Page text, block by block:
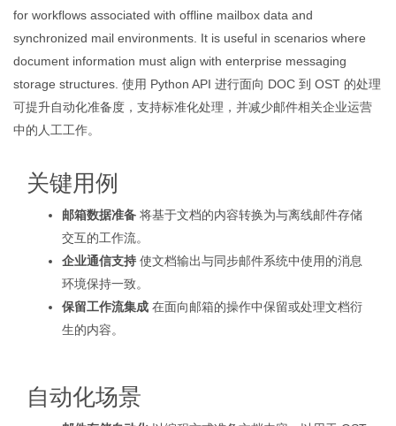
for workflows associated with offline mailbox data and
synchronized mail environments. It is useful in scenarios where
document information must align with enterprise messaging
storage structures. 使用 Python API 进行面向 DOC 到 OST 的处理
可提升自动化准备度，支持标准化处理，并减少邮件相关企业运营
中的人工工作。
关键用例
邮箱数据准备 将基于文档的内容转换为与离线邮件存储
交互的工作流。
企业通信支持 使文档输出与同步邮件系统中使用的消息
环境保持一致。
保留工作流集成 在面向邮箱的操作中保留或处理文档衍
生的内容。
自动化场景